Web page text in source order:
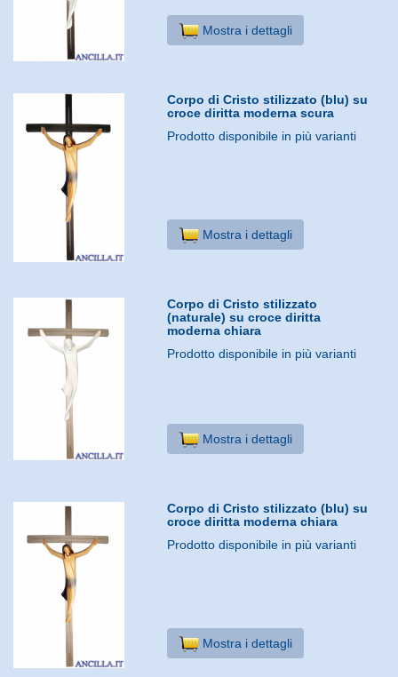
Mostra i dettagli
Corpo di Cristo stilizzato (blu) su
croce diritta moderna scura
Prodotto disponibile in più varianti
Mostra i dettagli
Corpo di Cristo stilizzato
(naturale) su croce diritta
moderna chiara
Prodotto disponibile in più varianti
Mostra i dettagli
Corpo di Cristo stilizzato (blu) su
croce diritta moderna chiara
Prodotto disponibile in più varianti
Mostra i dettagli